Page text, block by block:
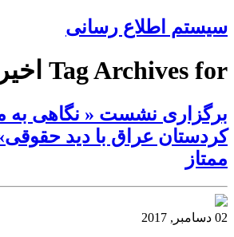
سیستم اطلاع رسانی
Tag Archives for اخیر
برگزاری نشست « نگاهی به
کردستان عراق با دید
ممتاز
02 دسامبر, 2017